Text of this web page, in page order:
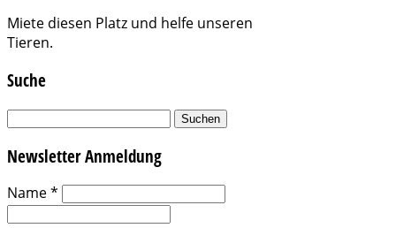
Miete diesen Platz und helfe unseren
Tieren.
Suche
Suchen
Newsletter Anmeldung
Name*